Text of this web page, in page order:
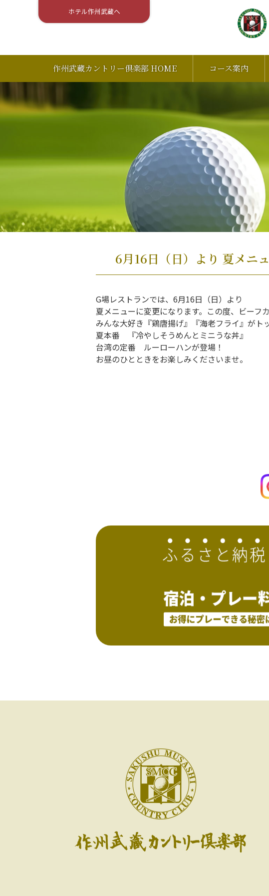
ホテル作州武蔵へ
作州武蔵カントリー倶楽部 HOME コース案内
6月16日（日）より 夏メニ
G場レストランでは、6月16日（日）より
夏メニューに変更になります。この度、ビーフ
みんな大好き『鶏唐揚げ』『海老フライ』がト
夏本番 『冷やしそうめんとミニうな丼』
台湾の定番 ルーローハンが登場！
お昼のひとときをお楽しみくださいませ。